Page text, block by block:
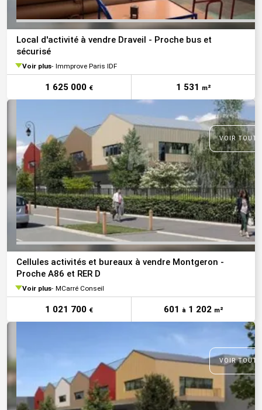
Local d'activité à vendre Draveil - Proche bus et
sécurisé
Voir plus Immprove Paris IDF
1 625 000 € 1 531 m²
VOIR
Cellules activités et bureaux à vendre Montgeron -
Proche A86 et RER D
Voir plus MCarré Conseil
1 021 700 € 601 à1 202 m²
VOIR